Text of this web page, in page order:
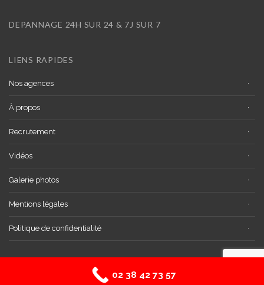
DEPANNAGE 24H SUR 24 & 7J SUR 7
LIENS RAPIDES
Nos agences
À propos
Recrutement
Vidéos
Galerie photos
Mentions légales
Politique de confidentialité
02 38 42 73 57